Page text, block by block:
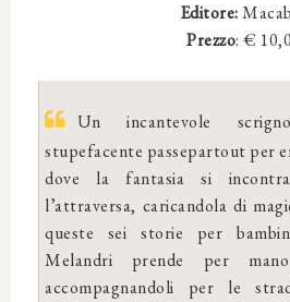
Editore:
Prezzo: €
Un incantevole
stupefacente passepartout per
dove la fantasia si
l’attraversa, caricandola di
queste sei storie per
Melandri prende per
accompagnandoli per le